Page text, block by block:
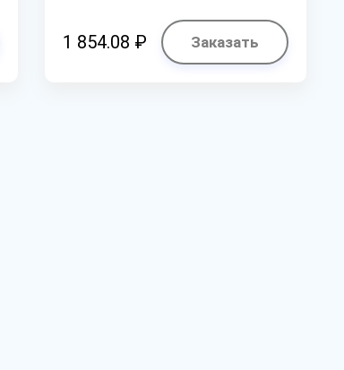
1 854.08 ₽ Заказать